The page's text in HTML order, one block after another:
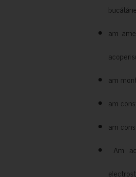
am
am
am
am
Am